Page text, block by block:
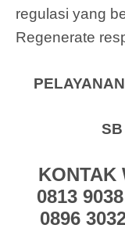
regulasi yang
Regenerate
SB
KONTAK
0813
0896